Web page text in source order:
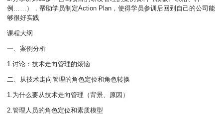
例……），帮助学员制定Action Plan，使得学员参训后回到自己的公司能
够很好实践
课程大纲
一、案例分析
1.讨论：技术走向管理的烦恼
二、从技术走向管理的角色定位和角色转换
1.为什么要从技术走向管理（背景、原因）
2.管理人员的角色定位和素质模型